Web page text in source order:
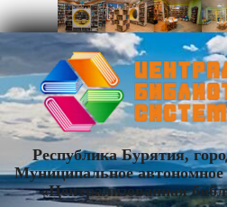
Республика Бурятия,
Муниципальное
«Централизованная